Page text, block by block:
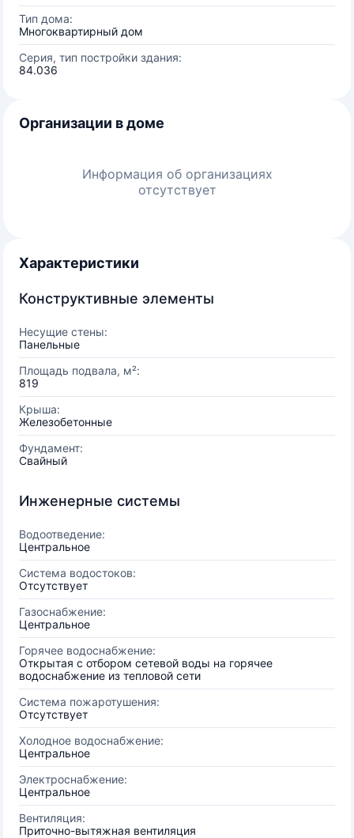
Тип дома:
Многоквартирный дом
Серия, тип постройки здания:
84.036
Организации в доме
Информация об организациях
отсутствует
Характеристики
Конструктивные элементы
Несущие стены:
Панельные
Площадь подвала, м²:
819
Крыша:
Железобетонные
Фундамент:
Свайный
Инженерные системы
Водоотведение:
Центральное
Система водостоков:
Отсутствует
Газоснабжение:
Центральное
Горячее водоснабжение:
Открытая с отбором сетевой воды на горячее
водоснабжение из тепловой сети
Система пожаротушения:
Отсутствует
Холодное водоснабжение:
Центральное
Электроснабжение:
Центральное
Вентиляция:
Приточно-вытяжная вентиляция